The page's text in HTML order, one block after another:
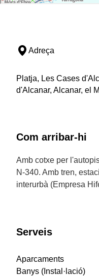
Adreça
Platja, Les Cases
d'Alcanar, Alcanar, el
Com arribar-hi
Amb cotxe per
N-340. Amb tren,
interurbà (Empresa
Serveis
Aparcaments
Banys (Instal·lació)